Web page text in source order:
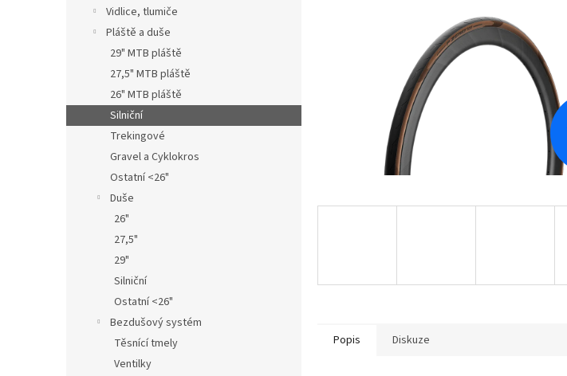
Vidlice, tlumiče
Pláště a duše
29" MTB pláště
27,5" MTB pláště
26" MTB pláště
Silniční
Trekingové
Gravel a Cyklokros
Ostatní <26"
Duše
26"
27,5"
29"
Silniční
Ostatní <26"
Bezdušový systém
Těsnící tmely
Ventilky
Popis Diskuze